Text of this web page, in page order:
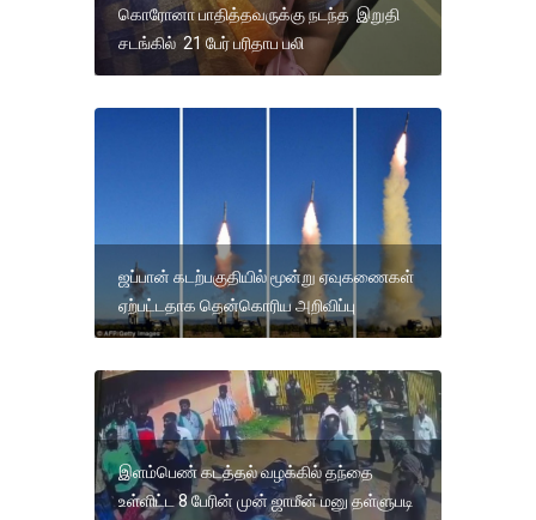
கொரோனா பாதித்தவருக்கு நடந்த இறுதி
சடங்கில் 21 பேர் பரிதாப பலி
ஜப்பான் கடற்பகுதியில் மூன்று ஏவுகணைகள்
ஏற்பட்டதாக தென்கொரிய அறிவிப்பு
இளம்பெண் கடத்தல் வழக்கில் தந்தை
உள்ளிட்ட 8 பேரின் முன் ஜாமீன் மனு தள்ளுபடி